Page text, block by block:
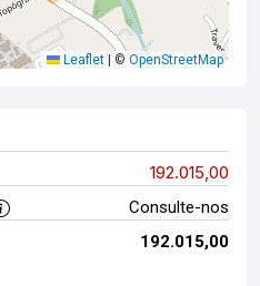
Leaflet © OpenStreetMap
192.015,00
Consulte-nos
192.015,00